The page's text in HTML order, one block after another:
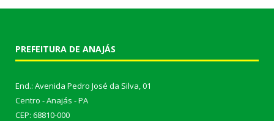
PREFEITURA DE ANAJÁS
End.: Avenida Pedro José da Silva, 01
Centro - Anajás - PA
CEP: 68810-000